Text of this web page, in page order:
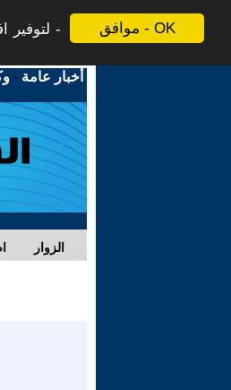
موافق - OK
لتوفير
أخبار عامة -
الزوار